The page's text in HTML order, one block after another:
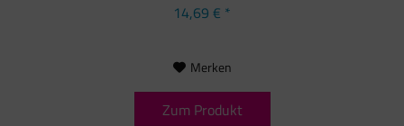
14,69 € *
Merken
Zum Produkt